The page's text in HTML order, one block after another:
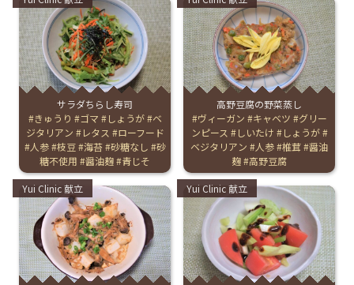
サラダちらし寿司
Tags:
きゅうり ゴマ しょうが ベ
ジタリアン
レタス
ローフード
人参 枝豆 海苔 砂糖なし
砂
糖不使用
醤油麹 青じそ
高野豆腐の野菜蒸し
Tags:
ヴィーガン キャベツ
グリー
ンピース
しいたけ
しょうが
ベジタリアン
人参 椎茸 醤油
麹 高野豆腐
Categories:
Yui Clinic 献立 Categories:
Yui Clinic 献立